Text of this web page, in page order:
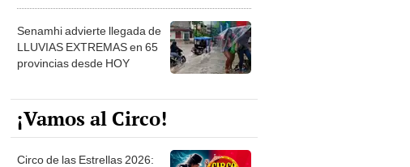
Senamhi advierte llegada de
LLUVIAS EXTREMAS en 65
provincias desde HOY
¡Vamos al Circo!
Circo de las Estrellas 2026: